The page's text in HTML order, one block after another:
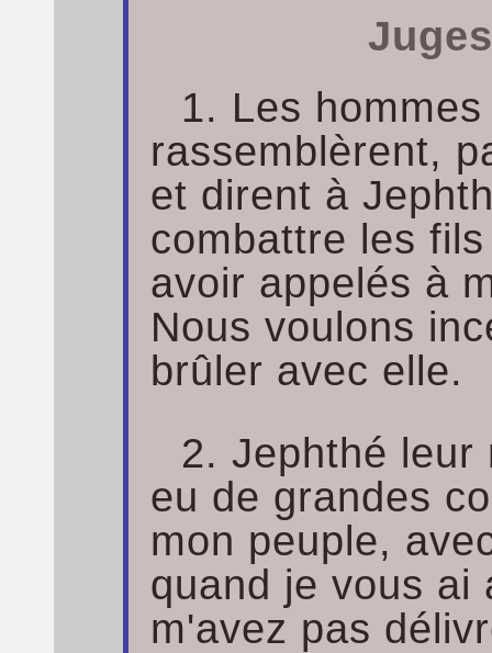
1. Les
rassemblèrent,
et dirent à
combattre les
avoir appelés à
Nous voulons
brûler avec elle.
2. Jephthé leur
eu de grandes
mon peuple,
quand je vous ai
m'avez pas